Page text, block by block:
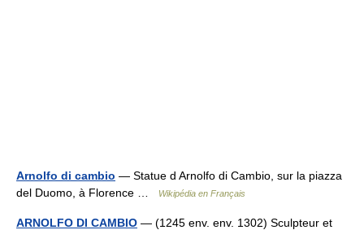
Arnolfo di cambio — Statue d Arnolfo di Cambio, sur la piazza
del Duomo, à Florence …
Wikipédia en Français
ARNOLFO DI CAMBIO — (1245 env. env. 1302) Sculpteur et